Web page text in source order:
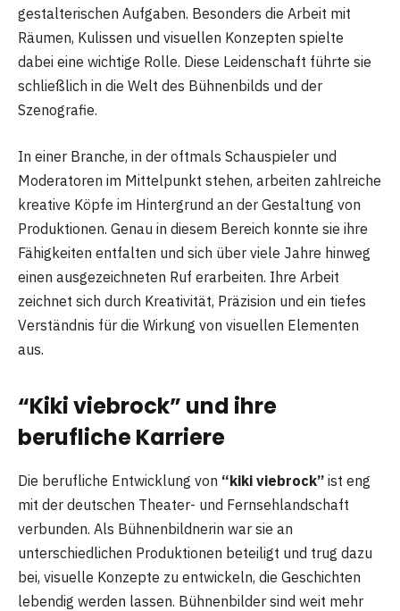
gestalterischen Aufgaben. Besonders die Arbeit mit
Räumen, Kulissen und visuellen Konzepten spielte
dabei eine wichtige Rolle. Diese Leidenschaft führte sie
schließlich in die Welt des Bühnenbilds und der
Szenografie.
In einer Branche, in der oftmals Schauspieler und
Moderatoren im Mittelpunkt stehen, arbeiten zahlreiche
kreative Köpfe im Hintergrund an der Gestaltung von
Produktionen. Genau in diesem Bereich konnte sie ihre
Fähigkeiten entfalten und sich über viele Jahre hinweg
einen ausgezeichneten Ruf erarbeiten. Ihre Arbeit
zeichnet sich durch Kreativität, Präzision und ein tiefes
Verständnis für die Wirkung von visuellen Elementen
aus.
“Kiki viebrock” und ihre
berufliche Karriere
Die berufliche Entwicklung von “kiki viebrock” ist eng
mit der deutschen Theater- und Fernsehlandschaft
verbunden. Als Bühnenbildnerin war sie an
unterschiedlichen Produktionen beteiligt und trug dazu
bei, visuelle Konzepte zu entwickeln, die Geschichten
lebendig werden lassen. Bühnenbilder sind weit mehr